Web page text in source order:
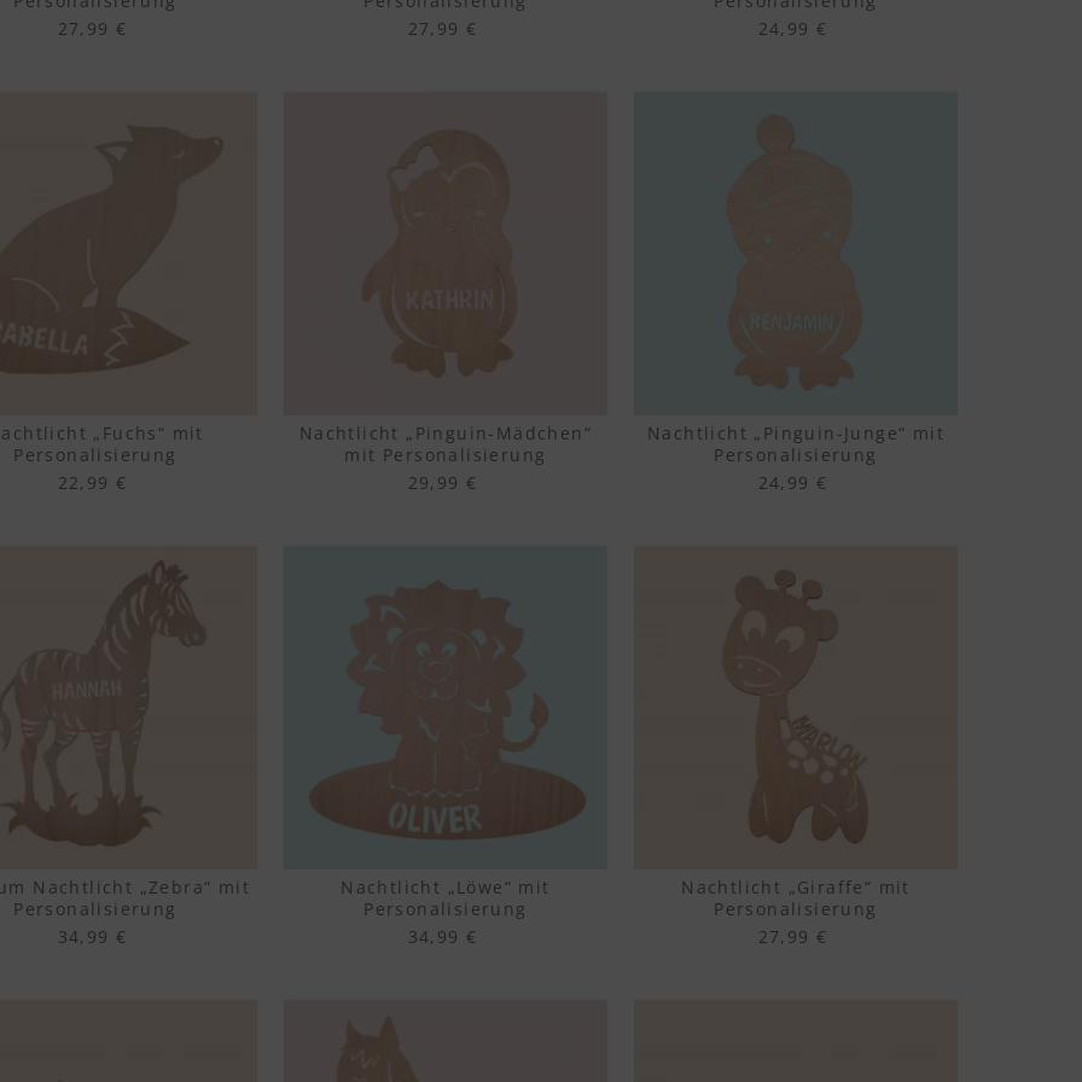
27,99 €
27,99 €
24,99 €
„Fuchs“ mit
Personalisierung
22,99 €
Nachtlicht „Pinguin-Mädchen“
mit Personalisierung
29,99 €
Nachtlicht „Pinguin-Junge“ mit
Personalisierung
24,99 €
Nachtlicht „Zebra“ mit
Personalisierung
34,99 €
Nachtlicht „Löwe“ mit
Personalisierung
34,99 €
Nachtlicht „Giraffe“ mit
Personalisierung
27,99 €